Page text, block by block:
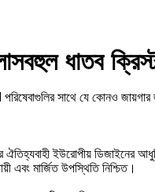
ধাতব
সাথে যে কোনও
ঐতিহ্যবাহী ইউরোপীয়
এবং মার্জিত উপস্থিতি নিশ্চিত।